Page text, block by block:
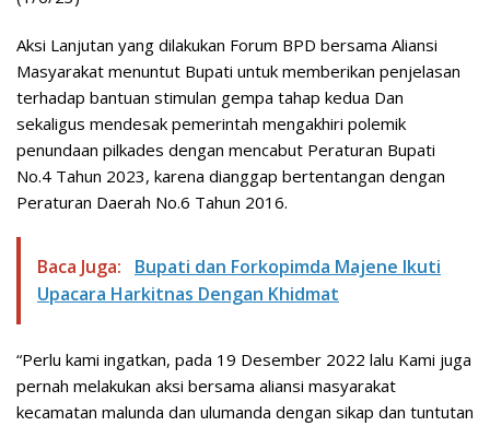
Aksi Lanjutan yang dilakukan Forum BPD bersama Aliansi
Masyarakat menuntut Bupati untuk memberikan penjelasan
terhadap bantuan stimulan gempa tahap kedua Dan
sekaligus mendesak pemerintah mengakhiri polemik
penundaan pilkades dengan mencabut Peraturan Bupati
No.4 Tahun 2023, karena dianggap bertentangan dengan
Peraturan Daerah No.6 Tahun 2016.
Baca Juga:
Bupati dan Forkopimda Majene Ikuti
Upacara Harkitnas Dengan Khidmat
“Perlu kami ingatkan, pada 19 Desember 2022 lalu Kami juga
pernah melakukan aksi bersama aliansi masyarakat
kecamatan malunda dan ulumanda dengan sikap dan tuntutan